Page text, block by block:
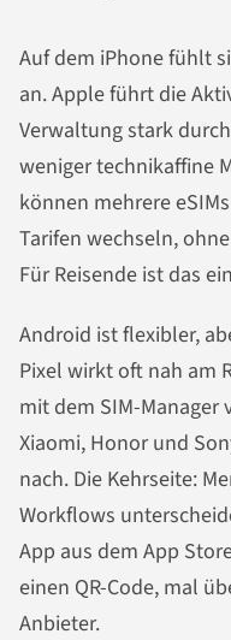
Auf dem iPhone fühlt
an. Apple führt die
Verwaltung stark
weniger technikaffine
können mehrere
Tarifen wechseln,
Für Reisende ist das
Android ist flexibler,
Pixel wirkt oft nah am
mit dem SIM-
Xiaomi, Honor und
nach. Die Kehrseite:
Workflows
App aus dem App
einen QR-Code, mal
Anbieter.